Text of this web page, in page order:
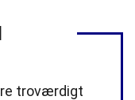
troværdigt